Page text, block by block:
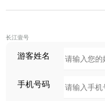
长江壹号
游客姓名
手机号码